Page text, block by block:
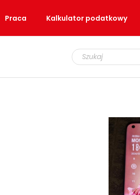
Praca Kalkulator podatkowy